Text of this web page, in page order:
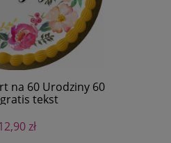
na 60 Urodziny 60
tekst
zł